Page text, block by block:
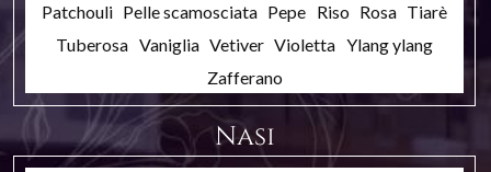
Patchouli Pelle scamosciata Pepe Riso Rosa Tiarè
Tuberosa Vaniglia Vetiver Violetta Ylang ylang
Zafferano
Nasi